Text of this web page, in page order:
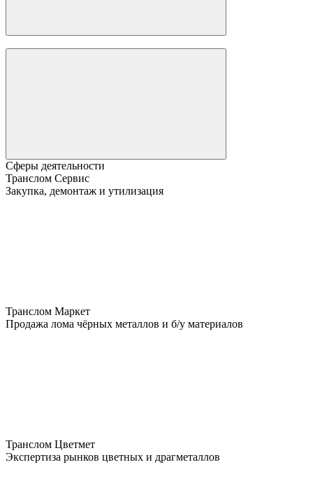
Сферы деятельности
Транслом Сервис
Закупка, демонтаж и утилизация
Транслом Маркет
Продажа лома чёрных металлов и б/у материалов
Транслом Цветмет
Экспертиза рынков цветных и драгметаллов